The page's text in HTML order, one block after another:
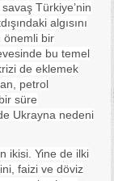
Türkiye’nin
algısını
önemli bir
bu temel
de eklemek
petrol
süre
Ukrayna nedeni
ikisi. Yine de ilki
faizi ve döviz